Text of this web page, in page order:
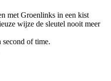
met Groenlinks in een kist
wijze de sleutel nooit meer
of time.